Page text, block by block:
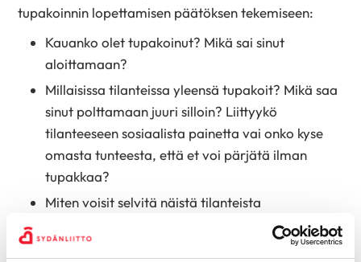
tupakoinnin lopettamisen päätöksen tekemiseen:
Kauanko olet tupakoinut? Mikä sai sinut
aloittamaan?
Millaisissa tilanteissa yleensä tupakoit? Mikä saa
sinut polttamaan juuri silloin? Liittyykö
tilanteeseen sosiaalista painetta vai onko kyse
omasta tunteesta, että et voi pärjätä ilman
tupakkaa?
Miten voisit selvitä näistä tilanteista
konkreettisesti listaat hankalimmat tilanteet ja